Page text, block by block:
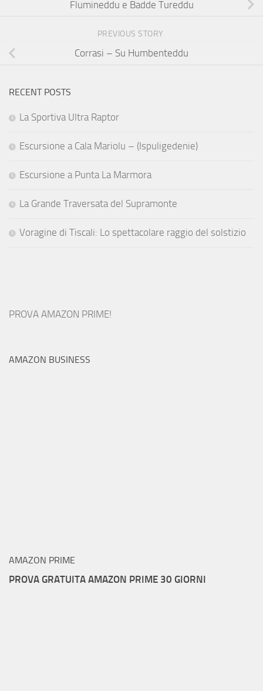
Flumineddu e Badde Tureddu
PREVIOUS STORY
Corrasi – Su Humbenteddu
RECENT POSTS
La Sportiva Ultra Raptor
Escursione a Cala Mariolu – (Ispuligedenie)
Escursione a Punta La Marmora
La Grande Traversata del Supramonte
Voragine di Tiscali: Lo spettacolare raggio del solstizio
PROVA AMAZON PRIME!
AMAZON BUSINESS
AMAZON PRIME
PROVA GRATUITA AMAZON PRIME 30 GIORNI